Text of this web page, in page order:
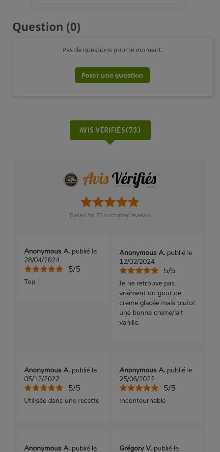
Question (0)
Pas de questions pour le moment.
Poser une question
AVIS VÉRIFIÉS(73)
Based on 73 customer reviews
Anonymous A. publié le
28/04/2024
5/5
Top !
Anonymous A. publié le
12/02/2024
5/5
Je ne retrouve pas
vraiment un gout de
creme glacée mais plutot
une bonne creme/lait
vanille.
Anonymous A. publié le
05/12/2022
5/5
Utilisée dans une recette
Anonymous A. publié le
25/06/2022
5/5
Incontournable
Anonymous A. publié le Grégory V. publié le